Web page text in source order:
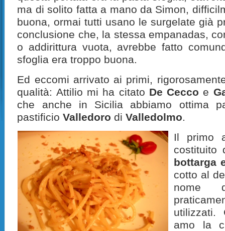
ma di solito fatta a mano da Simon,
buona, ormai tutti usano le surgelate già
conclusione che, la stessa empanadas,
o addirittura vuota, avrebbe fatto
sfoglia era troppo buona.
Ed eccomi arrivato ai primi,
qualità: Attilio mi ha citato De Cecco e
che anche in Sicilia abbiamo ottima
pastificioValledorodiValledolmo.
Il primo
bottarga
cotto al
nome
amo la